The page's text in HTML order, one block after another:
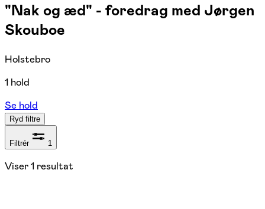
"Nak og æd" - foredrag med Jørgen
Skouboe
Holstebro
1 hold
Se hold
Ryd filtre
Filtrér 1
Viser1 resultat